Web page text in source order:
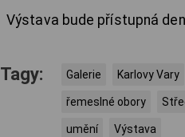
Výstava bude přístupná
Tagy: Galerie Karlovy Vary
řemeslné obory
umění Výstava